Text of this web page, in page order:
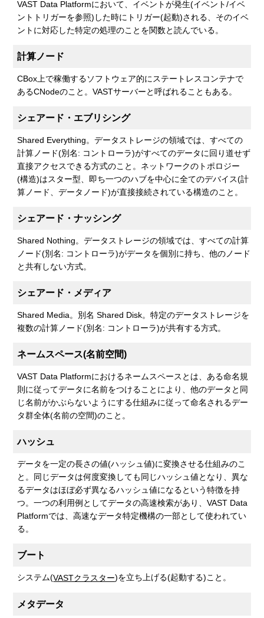
VAST Data Platformにおいて、イベントが発生(イベント/イベ
ントトリガーを参照)した時にトリガー(起動)される、そのイベ
ントに対応した特定の処理のことを関数と読んでいる。
計算ノード
CBox上で稼働するソフトウェア的にステートレスコンテナで
あるCNodeのこと。VASTサーバーと呼ばれることもある。
シェアード・エブリシング
Shared Everything。データストレージの領域では、すべての
計算ノード(別名: コントローラ)がすべてのデータに回り道せず
直接アクセスできる方式のこと。ネットワークのトポロジー
(構造)はスター型、即ち一つのハブを中心に全てのデバイス(計
算ノード、データノード)が直接接続されている構造のこと。
シェアード・ナッシング
Shared Nothing。データストレージの領域では、すべての計算
ノード(別名: コントローラ)がデータを個別に持ち、他のノード
と共有しない方式。
シェアード・メディア
Shared Media。別名 Shared Disk。特定のデータストレージを
複数の計算ノード(別名: コントローラ)が共有する方式。
ネームスペース(名前空間)
VAST Data Platformにおけるネームスペースとは、ある命名規
則に従ってデータに名前をつけることにより、他のデータと同
じ名前がかぶらないようにする仕組みに従って命名されるデー
タ群全体(名前の空間)のこと。
ハッシュ
データを一定の長さの値(ハッシュ値)に変換させる仕組みのこ
と。同じデータは何度変換しても同じハッシュ値となり、異な
るデータはほぼ必ず異なるハッシュ値になるという特徴を持
つ。一つの利用例としてデータの高速検索があり、VAST Data
Platformでは、高速なデータ特定機構の一部として使われてい
る。
ブート
システム(VASTクラスター)を立ち上げる(起動する)こと。
メタデータ